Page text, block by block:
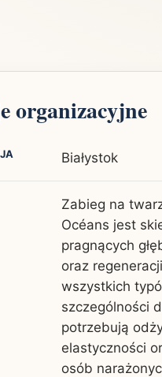
organizacyjne
Białystok
Zabieg na
Océans jest
pragnących
oraz
wszystkich
szczególności
potrzebują
elastyczności
osób